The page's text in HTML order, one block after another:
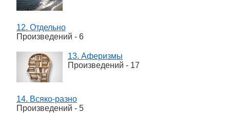
12. Отдельно
Произведений - 6
13. Аферизмы
Произведений - 17
14. Всяко-разно
Произведений - 5